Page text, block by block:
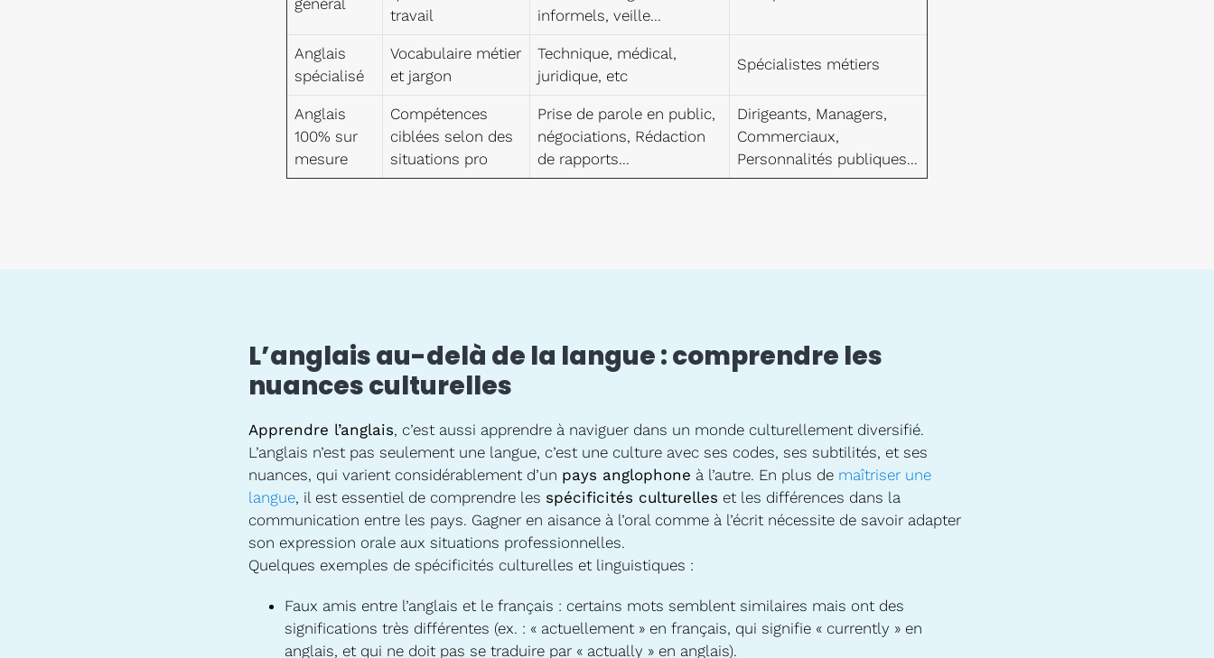
travail
informels, veille...
Anglais
spécialisé
Vocabulaire métier
et jargon
Technique, médical,
juridique, etc
Spécialistes métiers
Anglais
100% sur
mesure
Compétences
ciblées selon des
situations pro
Prise de parole en public,
négociations, Rédaction
de rapports...
Dirigeants, Managers,
Commerciaux,
Personnalités publiques...
L’anglais au-delà de la langue : comprendre les
nuances culturelles
Apprendre l’anglais, c’est aussi apprendre à naviguer dans un monde culturellement diversifié.
L’anglais n’est pas seulement une langue, c’est une culture avec ses codes, ses subtilités, et ses
nuances, qui varient considérablement d’un pays anglophone à l’autre. En plus de maîtriser une
langue, il est essentiel de comprendre les spécificités culturelles et les différences dans la
communication entre les pays. Gagner en aisance à l’oral comme à l’écrit nécessite de savoir adapter
son expression orale aux situations professionnelles.
Quelques exemples de spécificités culturelles et linguistiques :
Faux amis entre l’anglais et le français : certains mots semblent similaires mais ont des
significations très différentes (ex. : « actuellement » en français, qui signifie « currently » en
anglais, et qui ne doit pas se traduire par « actually » en anglais).